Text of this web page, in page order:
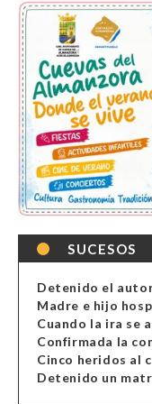
SUCESOS
Cuando la ira se